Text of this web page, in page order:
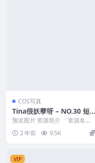
COS写真
Tina很妖孽呀 – NO.30 短发
女特工
预览图片 资源简介 「资源名
称」：Tina很妖孽呀 – NO.30 短
女特工 ...
2 年前 9.5K
VIP